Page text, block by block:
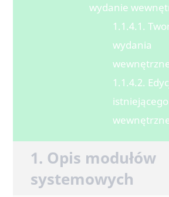
wydanie
1.1.4.1.
wydania
1.1.4.2.
1. Opis modułów
systemowych